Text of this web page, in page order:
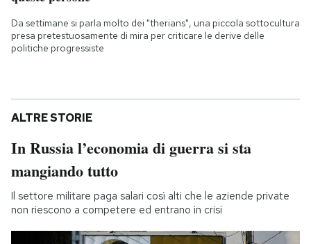
Da settimane si parla molto dei "therians", una piccola sottocultura
presa pretestuosamente di mira per criticare le derive delle
politiche progressiste
ALTRE STORIE
In Russia l’economia di guerra si sta
mangiando tutto
Il settore militare paga salari così alti che le aziende private
non riescono a competere ed entrano in crisi